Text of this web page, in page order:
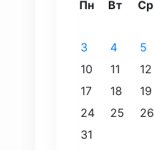
Пн Вт Ср
3
4 5
10
11 12
17
18 19
24
25 26
31